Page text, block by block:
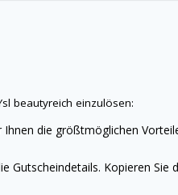
beautyreich einzulösen:
Ihnen die größtmöglichen
Gutscheindetails. Kopieren Sie